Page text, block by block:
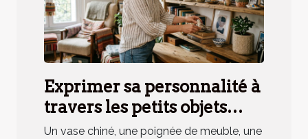
Exprimer sa personnalité à
travers les petits objets
déco, mythe ou réalité ?
Un vase chiné, une poignée de meuble, une